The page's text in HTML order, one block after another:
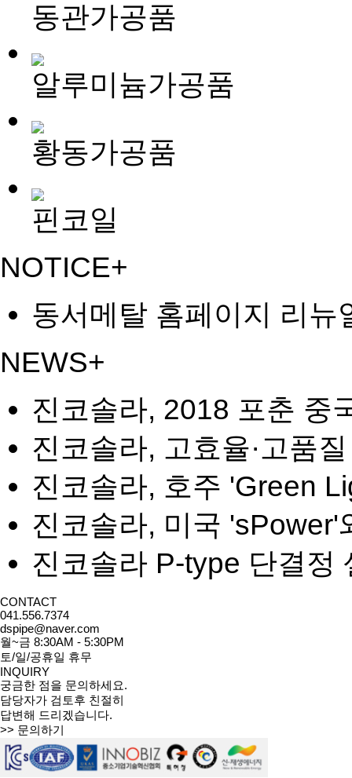
동관가공품
알루미늄가공품
황동가공품
핀코일
NOTICE+
동서메탈 홈페이지 리뉴
NEWS+
진코솔라, 2018 포춘 중
진코솔라, 고효율·고품
진코솔라, 호주 'Green
진코솔라, 미국
진코솔라 P-type 단결
CONTACT
041.556.7374
dspipe@naver.com
월~금 8:30AM - 5:30PM
토/일/공휴일 휴무
INQUIRY
궁금한 점을 문의하세요.
담당자가 검토후 친절히
답변해 드리겠습니다.
>> 문의하기